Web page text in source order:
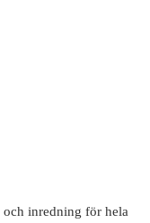
inredning för hela